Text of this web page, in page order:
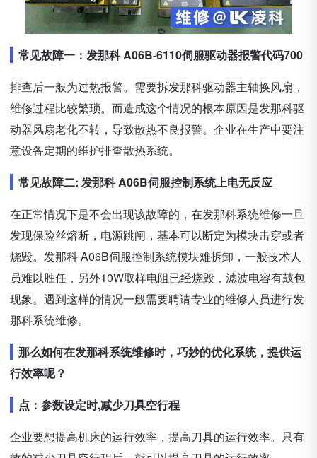
常见故障一：发那科 A06B-6110伺服驱动器报警代码700
排查后一般为过热报警。需要拆发那科驱动器主轴换风扇，
维修过程比较繁琐。而造成这个情况的根本原因是发那科驱
动器风扇老化不转，导致散热不良报警。企业在生产中要注
意设备定期的维护排查散热系统。
常见故障二: 发那科 A06B伺服控制系统上电无反应
在正常情况下是不会出现该故障的，在发那科系统维修一旦
发现保险丝熔断，电源跳闸，基本可以断定为模块击穿或者
烧毁。发那科 A06B伺服控制系统模块难拆卸，一般技术人
员难以胜任，另外10W取样电阻已经烧毁，滤波电容有鼓包
现象。遇到这样的情况一般需要聘请专业的维修人员进行发
那科系统维修。
那么如何在发那科系统维修时，巧妙的优化系统，提供运
行效率呢？
点：参数设定时,减少刀具空行程
企业要想提高机床的运行效率，提高刀具的运行效率。只有